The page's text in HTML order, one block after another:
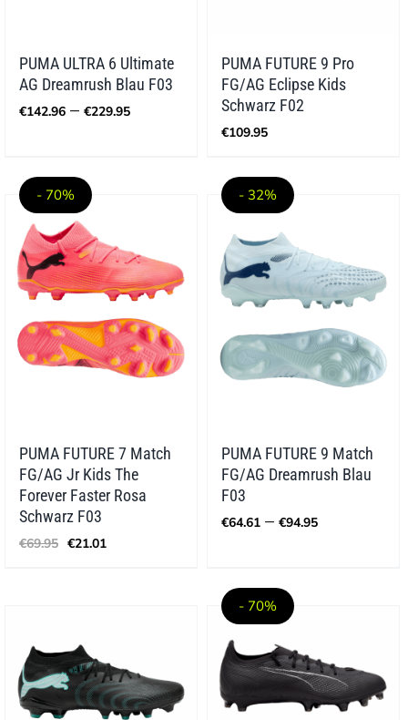
PUMA ULTRA 6 Ultimate
AG Dreamrush Blau F03
€142.96 – €229.95Preisspanne:
PUMA FUTURE 9 Pro
FG/AG Eclipse Kids
Schwarz F02
€109.95
- 70%
PUMA FUTURE 7 Match
FG/AG Jr Kids The
Forever Faster Rosa
Schwarz F03
€69.95 Ursprünglicher
Preis
€21.01
- 32%
PUMA FUTURE 9 Match
FG/AG Dreamrush Blau
F03
€64.61 – €94.95
- 70%